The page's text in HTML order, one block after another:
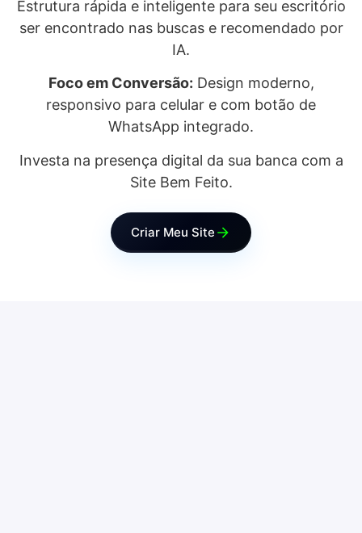
Estrutura rápida e inteligente para seu escritório
ser encontrado nas buscas e recomendado por
IA.
Foco em Conversão: Design moderno,
responsivo para celular e com botão de
WhatsApp integrado.
Investa na presença digital da sua banca com a
Site Bem Feito.
Criar Meu Site